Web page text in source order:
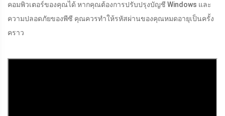
คอมพิวเตอร์ของคุณได้ หากคุณต้องการปรับปรุงบัญชี Windows และ
ความปลอดภัยของพีซี คุณควรทำให้รหัสผ่านของคุณหมดอายุเป็นครั้ง
คราว